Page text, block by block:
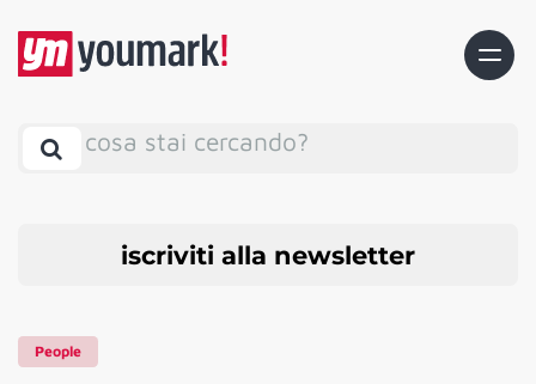
cosa stai cercando?
iscriviti alla newsletter
People